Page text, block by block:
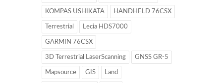
KOMPAS USHIKATA HANDHELD 76CSX
Terrestrial Lecia HDS7000
GARMIN 76CSX
3D Terrestrial LaserScanning GNSS GR-5
Mapsource GIS Land